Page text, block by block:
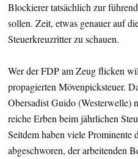
Blockierer tatsächlich zur
sollen. Zeit, etwas genauer auf
Steuerkreuzritter zu schauen.
Wer der FDP am Zeug flicken
propagierten Mövenpicksteuer.
Obersadist Guido (Westerwelle)
reiche Erben beim jährlichen
Seitdem haben viele Prominente
abgeschworen, der arbeitenden